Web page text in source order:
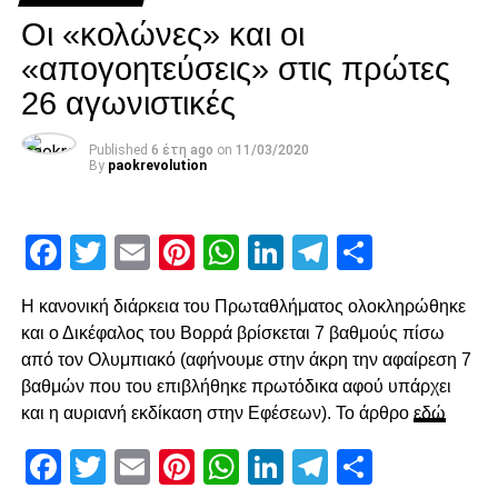
ο ΠΑΟΚ να γίνει πιο ουσιαστικός στις επιθέσεις του από
τον άξονα. Η πρώτη τελική στην επανάληψη ήρθε στο 54′,
με άστοχο σουτ του Σάστρε εκτός περιοχής, πριν στο 58′ ο
Ότο χάσει σπουδαία ευκαιρία με πλασέ από την μικρή
περιοχή.
Ο Κοτάρσκι «έσωσε» τον Καμαρά
Καμαρά, ο οποίος προσπάθησε να γυρίσει προς τα πίσω,
Κροάτης τον νίκησε. Η επόμενη αξιοσημείωτη φάση
καταγράφηκε στο 78’, με γύρισμα του Ζίβκοβιτς στην
καρδιά της περιοχής και επέμβαση του Τσάβες προ του
επερχόμενου Τισουντάλι.
ADVERTISEMENT
Facebook
Twitter
EmailPinterest
WhatsApp
LinkedIn
Οι «κολώνες» και οι
«απογοητεύσεις» στις πρώτες
26 αγωνιστικές
Published 6 έτη ago on 11/03/2020
By paokrevolution
Facebook
Twitter
EmailPinterest
WhatsApp
LinkedIn
Telegram
Η κανονική διάρκεια του Πρωταθλήματος ολοκληρώθηκε
και ο Δικέφαλος του Βορρά βρίσκεται 7 βαθμούς πίσω
από τον Ολυμπιακό (αφήνουμε στην άκρη την αφαίρεση 7
βαθμών που του επιβλήθηκε πρωτόδικα αφού υπάρχει
και η αυριανή εκδίκαση στην Εφέσεων). Το άρθρο εδώ
Facebook
Twitter
EmailPinterest
WhatsApp
LinkedIn
Telegram